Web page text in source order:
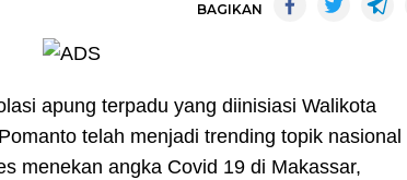
BAGIKAN
apung terpadu yang diinisiasi Walikota
telah menjadi trending topik nasional
menekan angka Covid 19 di Makassar,